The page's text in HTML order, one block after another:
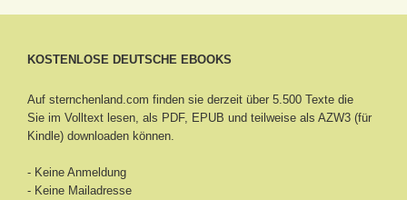
KOSTENLOSE DEUTSCHE EBOOKS
Auf sternchenland.com finden sie derzeit über 5.500 Texte die
Sie im Volltext lesen, als PDF, EPUB und teilweise als AZW3 (für
Kindle) downloaden können.
- Keine Anmeldung
- Keine Mailadresse